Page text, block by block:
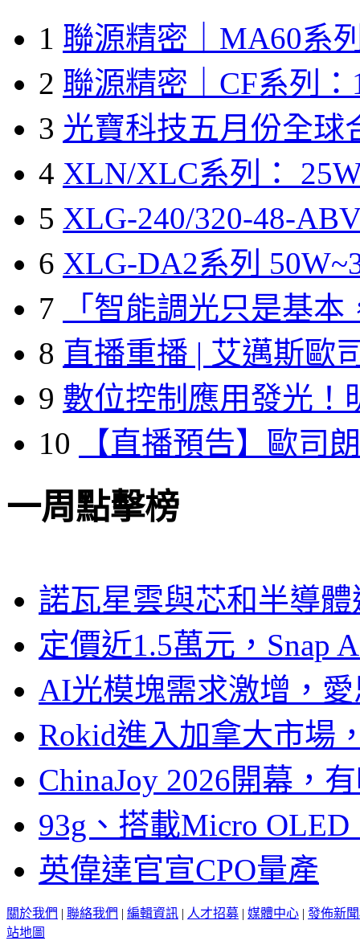
1 聯源精密｜MA60系
2 聯源精密｜CF系列：
3 光寶科技五月份全球
4 XLN/XLC系列：
5 XLG-240/320-48-
6 XLG-DA2系列
7
「智能調光只是基本
8 直播重播 | 艾邁斯歐
9 數位控制應用發光！
10
【直播預告】歐司
一周點擊榜
諾瓦星雲與芯和半導
定價近1.5萬元，Snap
AI光模塊需求激增，
Rokid進入加拿大市場
ChinaJoy 2026開幕，
93g、搭載Micro
英偉達官宣CPO量產
關於我們 | 聯絡我們 | 編輯資訊 | 人才招募 | 媒體中心 | 發佈新
站地圖